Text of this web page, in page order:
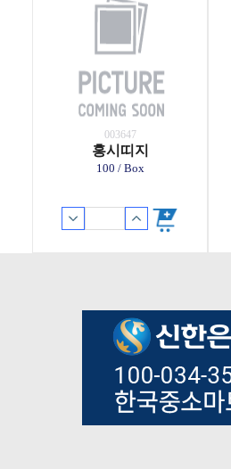
003647
홍시띠지
100 / Box